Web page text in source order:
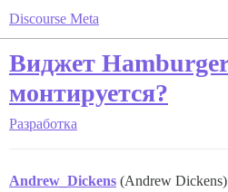
Discourse Meta
Виджет
монтируется?
Разработка
Andrew_Dickens (Andrew Dickens)